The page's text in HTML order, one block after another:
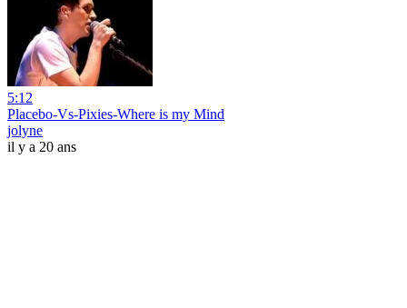
5:12
Placebo-Vs-Pixies-Where is my Mind
jolyne
il y a 20 ans